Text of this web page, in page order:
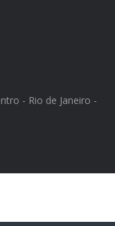
- Rio de Janeiro -